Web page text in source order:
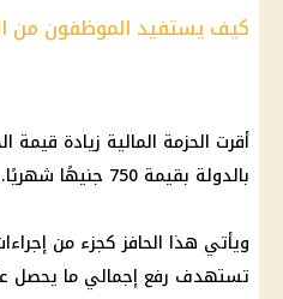
كيف يستفيد الموظفون من
أقرت الحزمة المالية زيادة قيمة
بالدولة بقيمة 750 جنيهًا شهريًا.
ويأتي هذا الحافز كجزء من
تستهدف رفع إجمالي ما يحصل